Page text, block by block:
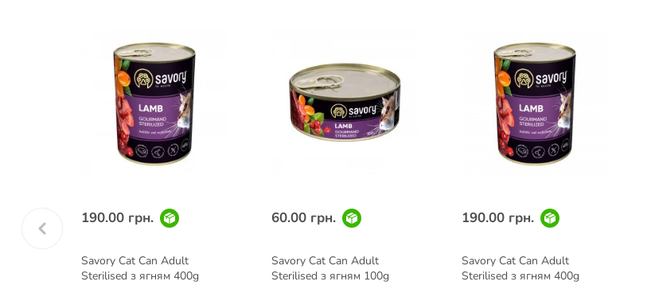
190.00 грн.
Savory Cat Can Adult
Sterilised з ягням 400g
60.00 грн.
Savory Cat Can Adult
Sterilised з ягням 100g
190.00 грн.
Savory Cat Can Adult
Sterilised з ягням 400g